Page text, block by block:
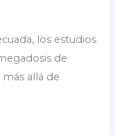
los estudios
de
allá de